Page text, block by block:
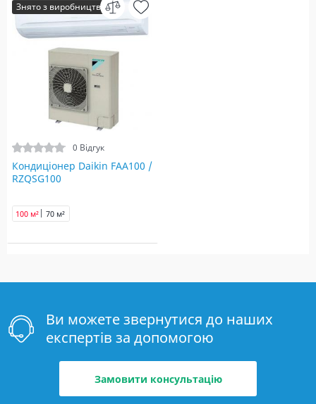
Знято з виробництва
0 Відгук
Кондиціонер Daikin FAA100 /
RZQSG100
70 м²
100 м²
Ви можете звернутися до наших
експертів за допомогою
Замовити консультацію